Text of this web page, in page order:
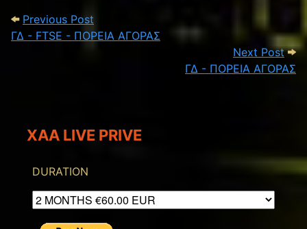
Post navigation
Previous Post
ΓΔ - FTSE - ΠΟΡΕΙΑ ΑΓΟΡΑΣ
Next Post
ΓΔ - ΠΟΡΕΙΑ ΑΓΟΡΑΣ
XAA LIVE PRIVE
DURATION